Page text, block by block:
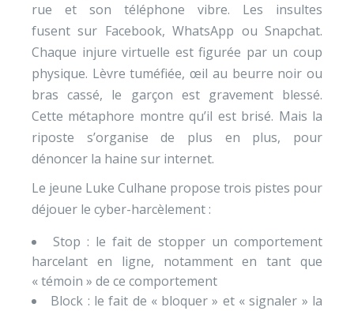
rue et son téléphone vibre. Les insultes
fusent sur Facebook, WhatsApp ou Snapchat.
Chaque injure virtuelle est figurée par un coup
physique. Lèvre tuméfiée, œil au beurre noir ou
bras cassé, le garçon est gravement blessé.
Cette métaphore montre qu’il est brisé. Mais la
riposte s’organise de plus en plus, pour
dénoncer la haine sur internet.
Le jeune Luke Culhane propose trois pistes pour
déjouer le cyber-harcèlement :
Stop : le fait de stopper un comportement
harcelant en ligne, notamment en tant que
« témoin » de ce comportement
Block : le fait de « bloquer » et « signaler » la